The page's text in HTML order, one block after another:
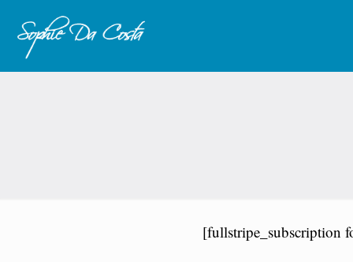
[fullstripe_subscription